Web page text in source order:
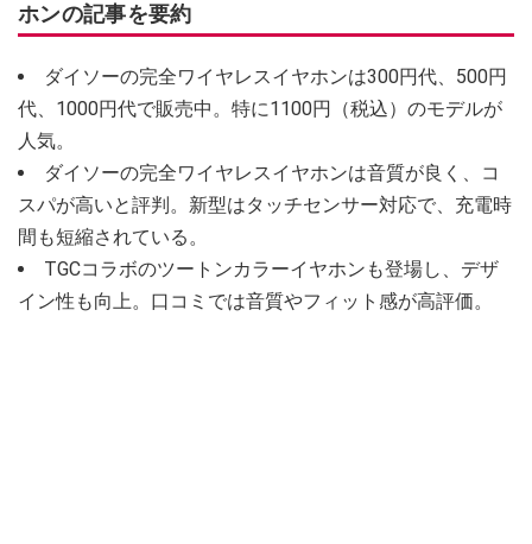
ホンの記事を要約
ダイソーの完全ワイヤレスイヤホンは300円代、500円
代、1000円代で販売中。特に1100円（税込）のモデルが
人気。
ダイソーの完全ワイヤレスイヤホンは音質が良く、コ
スパが高いと評判。新型はタッチセンサー対応で、充電時
間も短縮されている。
TGCコラボのツートンカラーイヤホンも登場し、デザ
イン性も向上。口コミでは音質やフィット感が高評価。